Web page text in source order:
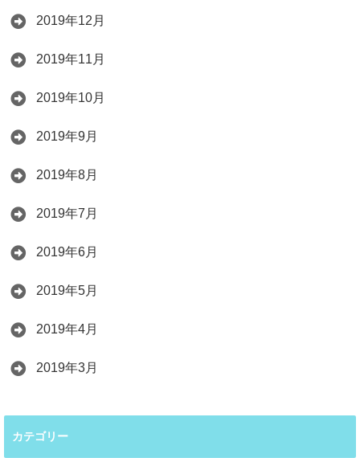
2019年12月
2019年11月
2019年10月
2019年9月
2019年8月
2019年7月
2019年6月
2019年5月
2019年4月
2019年3月
カテゴリー